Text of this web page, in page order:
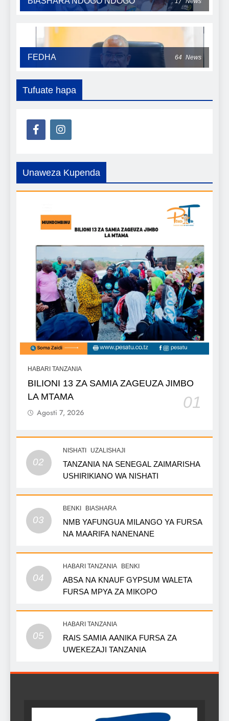
FEDHA 64 News
Tufuate hapa
Unaweza Kupenda
HABARI TANZANIA
BILIONI 13 ZA SAMIA ZAGEUZA JIMBO
LA MTAMA
01
Agosti 7, 2026
02
NISHATI UZALISHAJI
TANZANIA NA SENEGAL ZAIMARISHA
USHIRIKIANO WA NISHATI
03
BENKI BIASHARA
NMB YAFUNGUA MILANGO YA FURSA
NA MAARIFA NANENANE
04
HABARI TANZANIA BENKI
ABSA NA KNAUF GYPSUM WALETA
FURSA MPYA ZA MIKOPO
05
HABARI TANZANIA
RAIS SAMIA AANIKA FURSA ZA
UWEKEZAJI TANZANIA